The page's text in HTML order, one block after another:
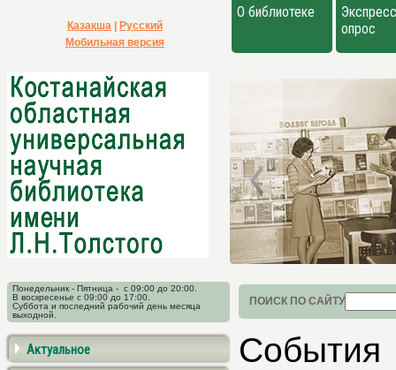
Қазақша
Русский
Мобильная версия
О библиотеке
опрос
Понедельник - Пятница - с 09:00 до 20:00.
В воскресенье с 09:00 до 17:00.
Суббота и последний рабочий день месяца
выходной.
ПОИСК ПО САЙТУ
Актуальное
События